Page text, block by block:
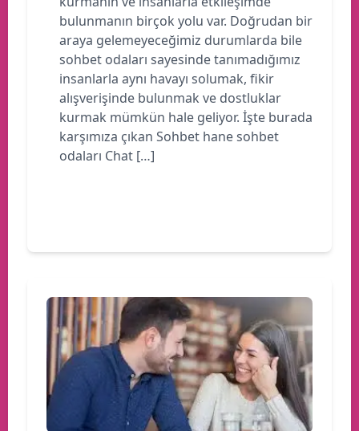
bulunmanın birçok yolu var. Doğrudan bir
araya gelemeyeceğimiz durumlarda bile
sohbet odaları sayesinde tanımadığımız
insanlarla aynı havayı solumak, fikir
alışverişinde bulunmak ve dostluklar
kurmak mümkün hale geliyor. İşte burada
karşımıza çıkan Sohbet hane sohbet
odaları Chat […]